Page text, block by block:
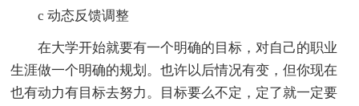
c 动态反馈调整
在大学开始就要有一个明确的目标，对自己的职业
生涯做一个明确的规划。也许以后情况有变，但你现在
也有动力有目标去努力。目标要么不定，定了就一定要